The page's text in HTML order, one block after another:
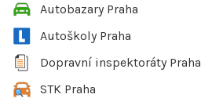
Autobazary Praha
Autoškoly Praha
Dopravní inspektoráty Praha
STK Praha